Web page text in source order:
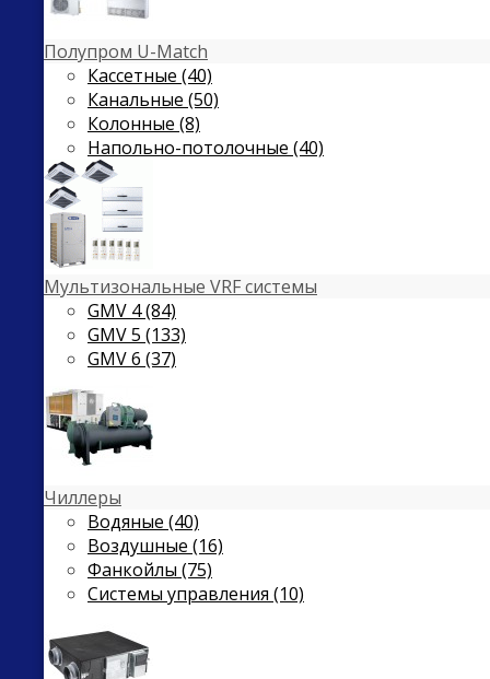
Полупром U-Match
Кассетные (40)
Канальные (50)
Колонные (8)
Напольно-потолочные (40)
Мультизональные VRF системы
GMV 4 (84)
GMV 5 (133)
GMV 6 (37)
Чиллеры
Водяные (40)
Воздушные (16)
Фанкойлы (75)
Системы управления (10)